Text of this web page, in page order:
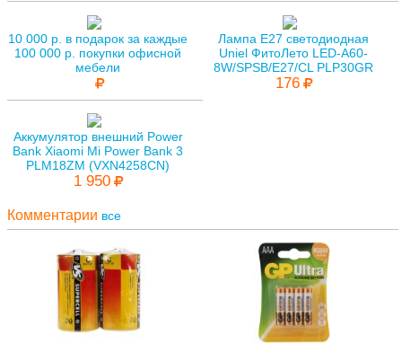
10 000 р. в подарок за каждые
100 000 р. покупки офисной
мебели
Лампа E27 светодиодная
Uniel ФитоЛето LED-A60-
8W/SPSB/E27/CL PLP30GR
176
Аккумулятор внешний Power
Bank Xiaomi Mi Power Bank 3
PLM18ZM (VXN4258CN)
1 950
Комментарии все